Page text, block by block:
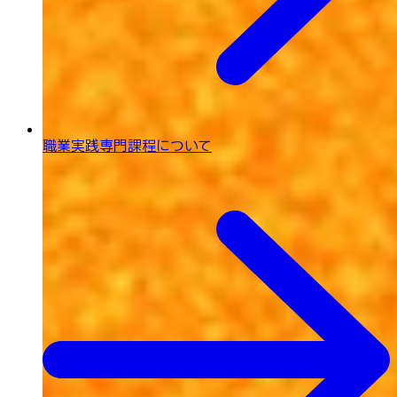
職業実践専門課程について